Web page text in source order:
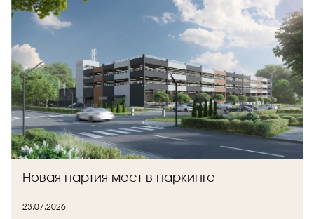
Новая партия мест в паркинге
23.07.2026